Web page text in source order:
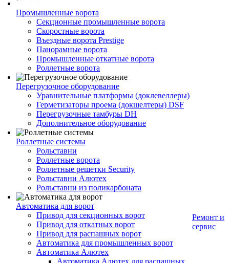
Промышленные ворота
Секционные промышленные ворота
Скоростные ворота
Въездные ворота Prestige
Панорамные ворота
Промышленные откатные ворота
Роллетные ворота
Перегрузочное оборудование
Уравнительные платформы (доклевеллеры)
Герметизаторы проема (докшелтеры) DSF
Перегрузочные тамбуры DH
Дополнительное оборудование
Роллетные системы
Рольставни
Роллетные ворота
Роллетные решетки Security
Рольставни Алютех
Рольставни из поликарбоната
Автоматика для ворот
Привод для секционных ворот
Привод для откатных ворот
Привод для распашных ворот
Автоматика для промышленных ворот
Автоматика Алютех
Автоматика Алютех для распашных
Ремонт и
сервис